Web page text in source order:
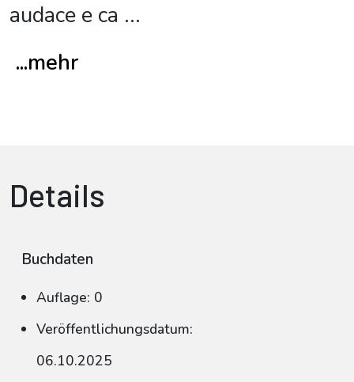
audace e ca ...
...mehr
Details
Buchdaten
Auflage: 0
Veröffentlichungsdatum:
06.10.2025